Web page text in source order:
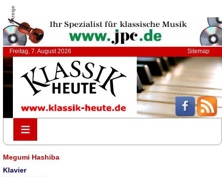
Anzeige
Freitag, 7. August 2026 Sitemap
≡
≡
Megumi Hashiba
Klavier